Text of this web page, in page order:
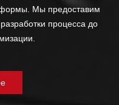
формы. Мы предоставим
процесса до